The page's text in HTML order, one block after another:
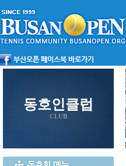
동호인클럽
CLUB